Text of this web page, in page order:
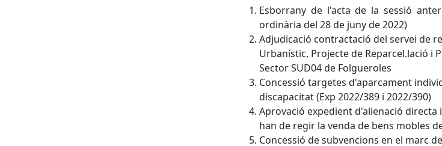
Esborrany de l'acta de la sessió
ordinària del 28 de juny de 2022)
Adjudicació contractació del servei de
Urbanístic, Projecte de Reparcel.lació i
Sector SUD04 de Folgueroles
Concessió targetes d'aparcament
discapacitat (Exp 2022/389 i 2022/390)
Aprovació expedient d'alienació directa
han de regir la venda de bens mobles
Concessió de subvencions en el marc